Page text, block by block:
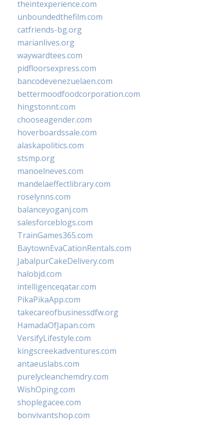
theintexperience.com
unboundedthefilm.com
catfriends-bg.org
marianlives.org
waywardtees.com
pidfloorsexpress.com
bancodevenezuelaen.com
bettermoodfoodcorporation.com
hingstonnt.com
chooseagender.com
hoverboardssale.com
alaskapolitics.com
stsmp.org
manoelneves.com
mandelaeffectlibrary.com
roselynns.com
balanceyoganj.com
salesforceblogs.com
TrainGames365.com
BaytownEvaCationRentals.com
JabalpurCakeDelivery.com
halobjd.com
intelligenceqatar.com
PikaPikaApp.com
takecareofbusinessdfw.org
HamadaOfJapan.com
VersifyLifestyle.com
kingscreekadventures.com
antaeuslabs.com
purelycleanchemdry.com
WishOping.com
shoplegacee.com
bonvivantshop.com